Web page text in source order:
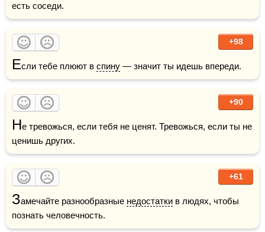
есть соседи.
+98
Если тебе плюют в спину — значит ты идешь впереди.
+90
Не тревожься, если тебя не ценят. Тревожься, если ты не
ценишь других.
+61
Замечайте разнообразные недостатки в людях, чтобы
познать человечность.